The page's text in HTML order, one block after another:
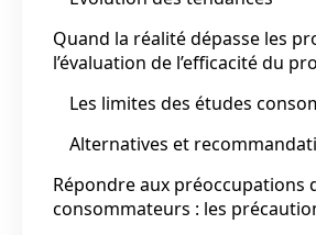
Quand la réalité dépasse les
l’évaluation de l’efficacité du
Les limites des études
Alternatives et
Répondre aux préoccupations
consommateurs : les